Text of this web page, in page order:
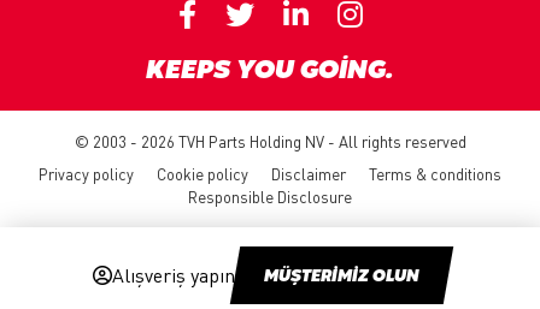
Alışveriş yapın MÜŞTERİMİZ OLUN
KEEPS YOU GOING.
© 2003 - 2026 TVH Parts Holding NV - All rights reserved
Privacy policy
Cookie policy Disclaimer
Terms & conditions
Responsible Disclosure